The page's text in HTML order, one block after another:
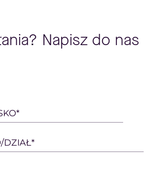
Napisz do nas
DZIAŁ*